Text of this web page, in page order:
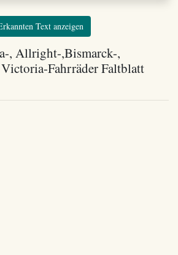
Text anzeigen
, Allright-,Bismarck-,
Fahrräder Faltblatt